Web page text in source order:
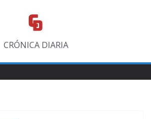
CRÓNICA DIARIA